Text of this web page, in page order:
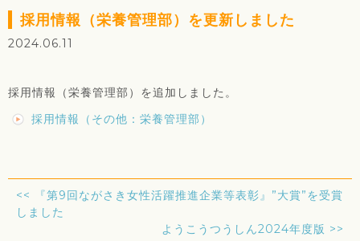
採用情報（栄養管理部）を更新しました
2024.06.11
採用情報（栄養管理部）を追加しました。
採用情報（その他：栄養管理部）
<<
『第9回ながさき女性活躍推進企業等表彰』”大賞”を受賞
しました
ようこうつうしん2024年度版 >>